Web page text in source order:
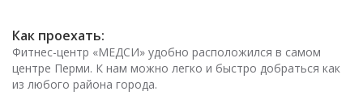
Как проехать:
Фитнес-центр «МЕДСИ» удобно расположился в самом
центре Перми. К нам можно легко и быстро добраться как
из любого района города.